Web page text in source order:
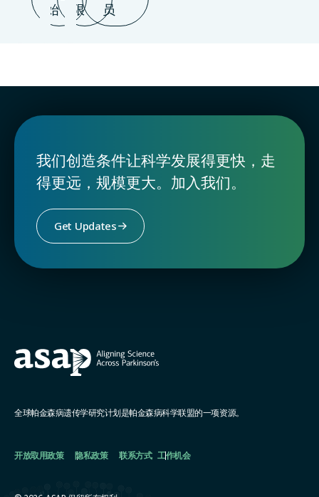
始
限
员
我们创造条件让科学发展得更快，走
得更远，规模更大。加入我们。
Get Updates
全球帕金森病遗传学研究计划是帕金森病科学联盟的一项资源。
开放取用政策 隐私政策 联系方式 工作机会